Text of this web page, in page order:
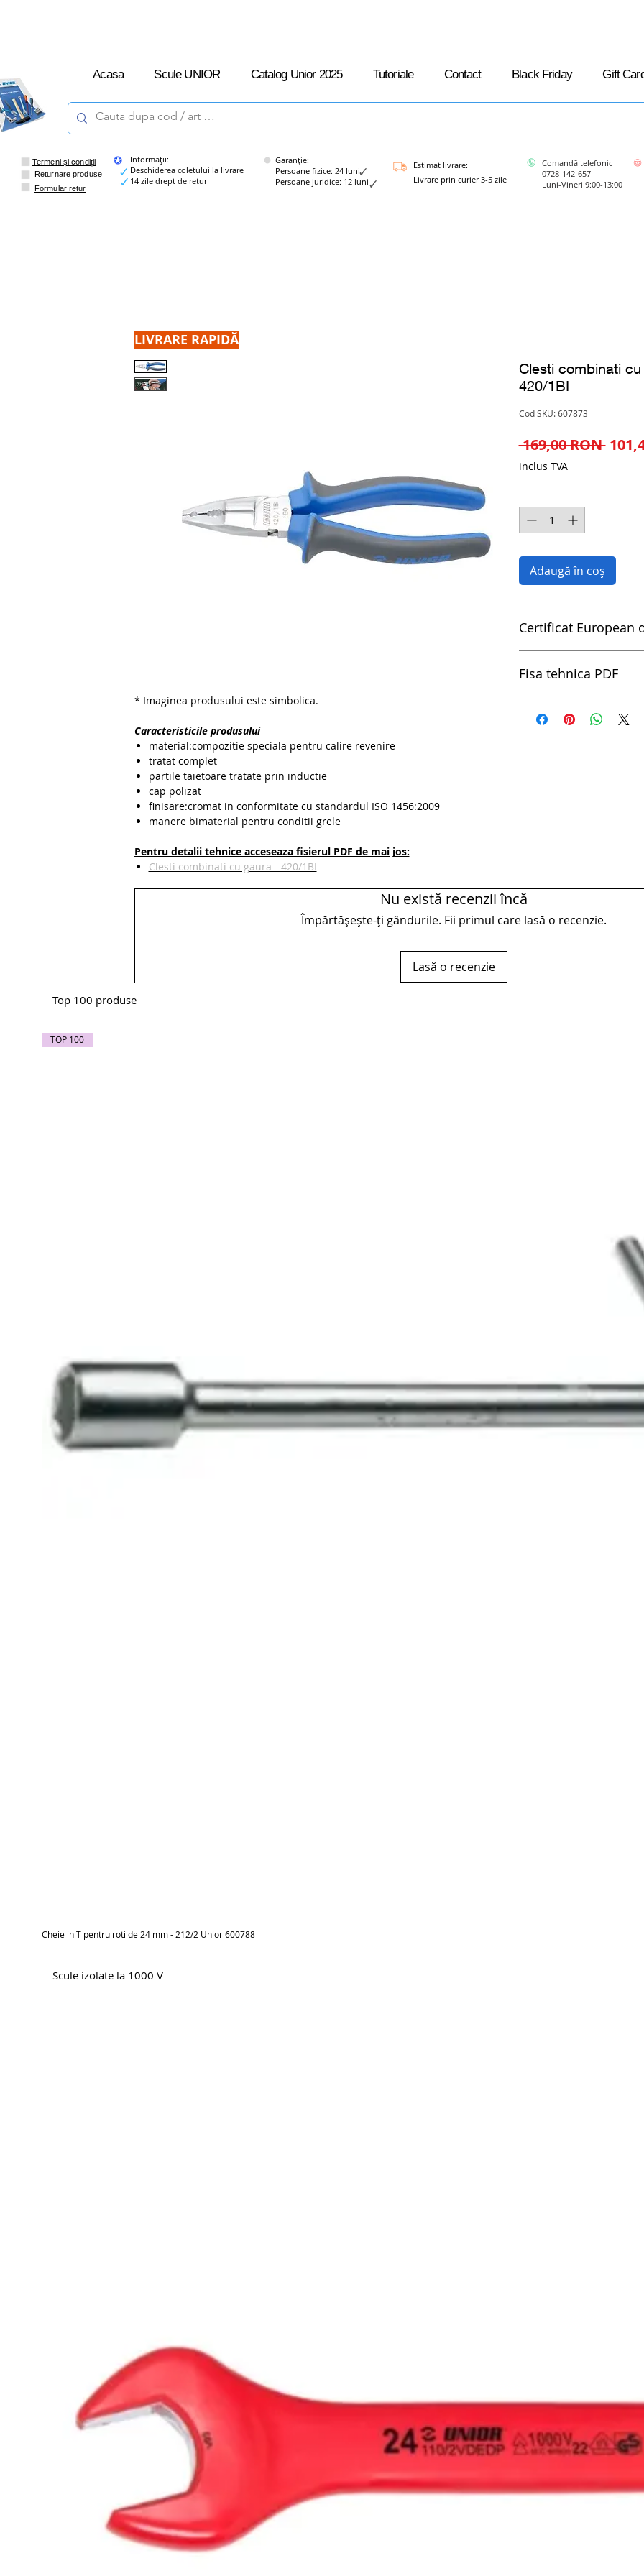
Acasa Scule UNIOR Catalog Unior 2025 Tutoriale Contact Black Friday Gift
Termeni și condiții
Returnare produse
Formular retur
Informații:
Deschiderea coletului la livrare
14 zile drept de retur
Garanție:
Persoane fizice: 24 luni
Persoane juridice: 12 luni
Estimat livrare:
Livrare prin curier 3-5 zile
Comandă telefonic
0728-142-657
Luni-Vineri 9:00-13:00
* Imaginea produsului este simbolica.
Caracteristicile produsului
material:compozitie speciala pentru calire revenire
tratat complet
partile taietoare tratate prin inductie
cap polizat
finisare:cromat in conformitate cu standardul ISO 1456:2009
manere bimaterial pentru conditii grele
Pentru detalii tehnice acceseaza fisierul PDF de mai jos:
Clesti combinati cu gaura - 420/1BI
Clesti combinati
420/1BI
Cod SKU: 607873
169,00 RON Preț
inclus TVA
Adaugă în coș
Certificat European
Fisa tehnica PDF
Nu există recenzii încă
Împărtășește-ți gândurile. Fii primul care lasă o recenzie.
Lasă o recenzie
Top 100 produse
TOP 100
Cheie in T pentru roti de 24 mm - 212/2 Unior 600788
LIVRARE RAPIDĂ
Scule izolate la 1000 V